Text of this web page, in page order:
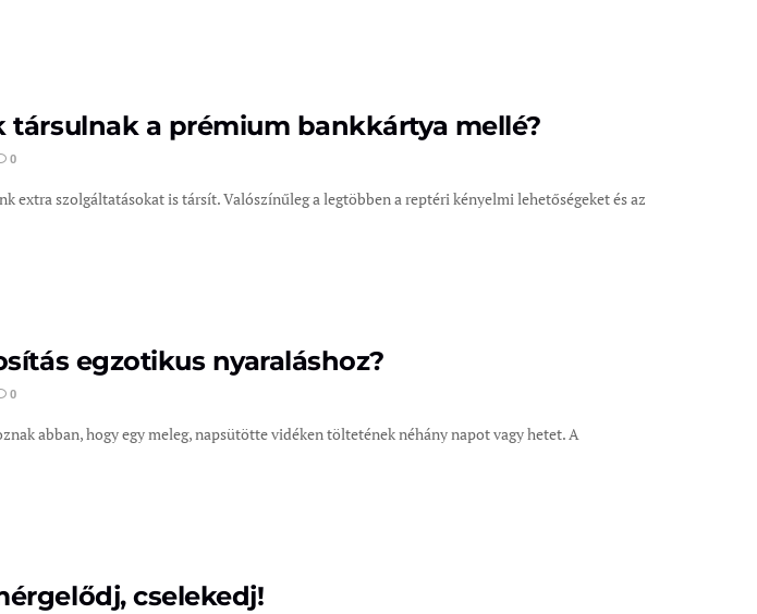
társulnak a prémium bankkártya mellé?
0
extra szolgáltatásokat is társít. Valószínűleg a legtöbben a reptéri kényelmi lehetőségeket és az
egzotikus nyaraláshoz?
0
abban, hogy egy meleg, napsütötte vidéken töltetének néhány napot vagy hetet. A
cselekedj!